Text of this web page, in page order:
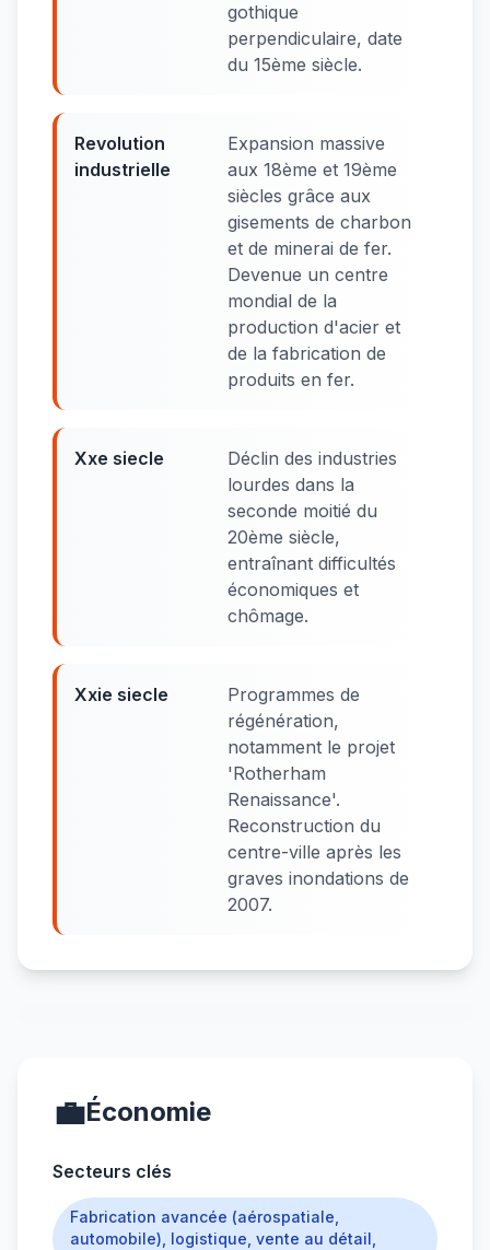
gothique
perpendiculaire, date
du 15ème siècle.
Revolution
industrielle
Expansion massive
aux 18ème et 19ème
siècles grâce aux
gisements de charbon
et de minerai de fer.
Devenue un centre
mondial de la
production d'acier et
de la fabrication de
produits en fer.
Xxe siecle
Déclin des industries
lourdes dans la
seconde moitié du
20ème siècle,
entraînant difficultés
économiques et
chômage.
Xxie siecle
Programmes de
régénération,
notamment le projet
'Rotherham
Renaissance'.
Reconstruction du
centre-ville après les
graves inondations de
2007.
💼Économie
Secteurs clés
Fabrication avancée (aérospatiale,
automobile), logistique, vente au détail,